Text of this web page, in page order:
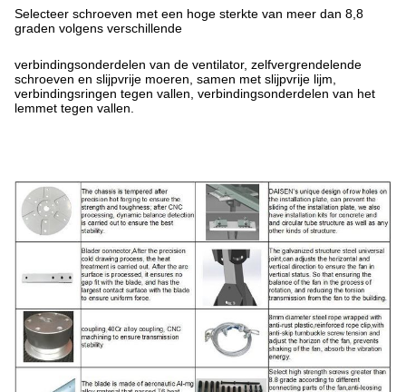
Selecteer schroeven met een hoge sterkte van meer dan 8,8
graden volgens verschillende
verbindingsonderdelen van de ventilator, zelfvergrendelende
schroeven en slijpvrije moeren, samen met slijpvrije lijm,
verbindingsringen tegen vallen, verbindingsonderdelen van het
lemmet tegen vallen.